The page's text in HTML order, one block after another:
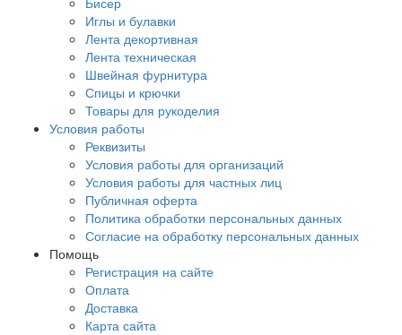
Иглы и булавки
Лента декортивная
Лента техническая
Швейная фурнитура
Спицы и крючки
Товары для рукоделия
Условия работы
Реквизиты
Условия работы для организаций
Условия работы для частных лиц
Публичная оферта
Политика обработки персональных данных
Согласие на обработку персональных данных
Помощь
Регистрация на сайте
Оплата
Доставка
Карта сайта